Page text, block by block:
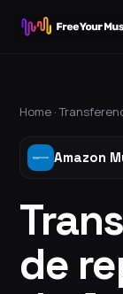
Home ·
Amazon
de